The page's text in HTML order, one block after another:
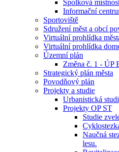
Spolková
Informační
Sportoviště
Sdružení měst a obcí
Virtuální prohlídka
Virtuální prohlídka
Územní plán
Změna č. 1 - ÚP
Strategický plán města
Povodňový plán
Projekty a studie
Urbanistická
Projekty OP ST
Studie
Naučná
lesu.